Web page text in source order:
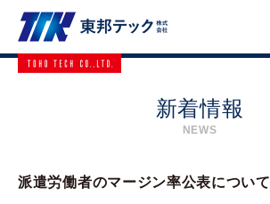
新着情報
NEWS
派遣労働者のマージン率公表について